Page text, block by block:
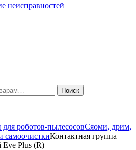
неисправностей
Поиск
для роботов-пылесосовСяоми, дрим,
самоочисткиКонтактная группа
Eve Plus (R)